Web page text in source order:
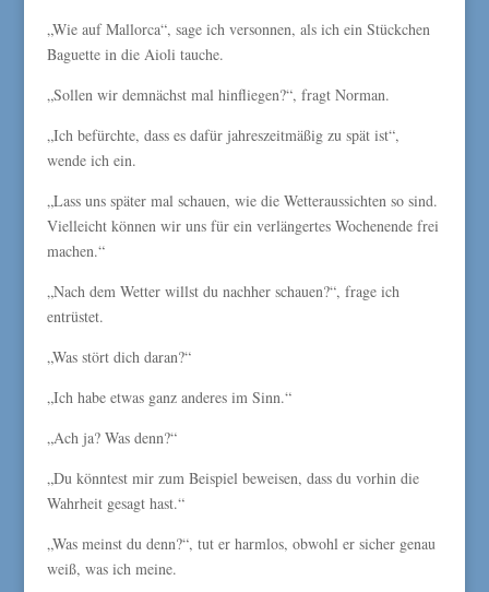
„Wie auf Mallorca“, sage ich versonnen, als ich ein Stückchen
Baguette in die Aioli tauche.
„Sollen wir demnächst mal hinfliegen?“, fragt Norman.
„Ich befürchte, dass es dafür jahreszeitmäßig zu spät ist“,
wende ich ein.
„Lass uns später mal schauen, wie die Wetteraussichten so sind.
Vielleicht können wir uns für ein verlängertes Wochenende frei
machen.“
„Nach dem Wetter willst du nachher schauen?“, frage ich
entrüstet.
„Was stört dich daran?“
„Ich habe etwas ganz anderes im Sinn.“
„Ach ja? Was denn?“
„Du könntest mir zum Beispiel beweisen, dass du vorhin die
Wahrheit gesagt hast.“
„Was meinst du denn?“, tut er harmlos, obwohl er sicher genau
weiß, was ich meine.